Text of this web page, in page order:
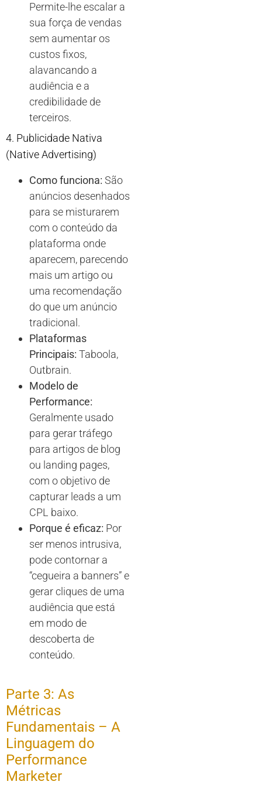
Permite-lhe escalar a
sua força de vendas
sem aumentar os
custos fixos,
alavancando a
audiência e a
credibilidade de
terceiros.
4. Publicidade Nativa
(Native Advertising)
Como funciona: São
anúncios desenhados
para se misturarem
com o conteúdo da
plataforma onde
aparecem, parecendo
mais um artigo ou
uma recomendação
do que um anúncio
tradicional.
Plataformas
Principais: Taboola,
Outbrain.
Modelo de
Performance:
Geralmente usado
para gerar tráfego
para artigos de blog
ou landing pages,
com o objetivo de
capturar leads a um
CPL baixo.
Porque é eficaz: Por
ser menos intrusiva,
pode contornar a
“cegueira a banners” e
gerar cliques de uma
audiência que está
em modo de
descoberta de
conteúdo.
Parte 3: As
Métricas
Fundamentais – A
Linguagem do
Performance
Marketer